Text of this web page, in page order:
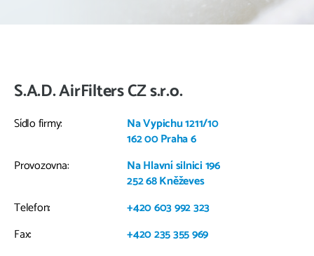
S.A.D. AirFilters CZ s.r.o.
Sídlo firmy:
Na Vypichu 1211/10
162 00 Praha 6
Provozovna:
Na Hlavní silnici 196
252 68 Kněževes
Telefon:
+420 603 992 323
Fax:
+420 235 355 969